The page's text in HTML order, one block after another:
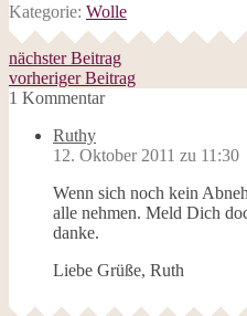
Kategorie: Wolle
nächster Beitrag
vorheriger Beitrag
1 Kommentar
Ruthy
12. Oktober 2011 zu 11:30
Wenn sich noch kein
alle nehmen. Meld Dich
danke.
Liebe Grüße, Ruth